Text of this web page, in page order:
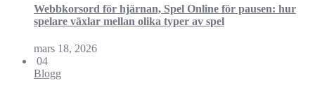
Webbkorsord för hjärnan, Spel Online för pausen: hur
spelare växlar mellan olika typer av spel
mars 18, 2026
04
Blogg